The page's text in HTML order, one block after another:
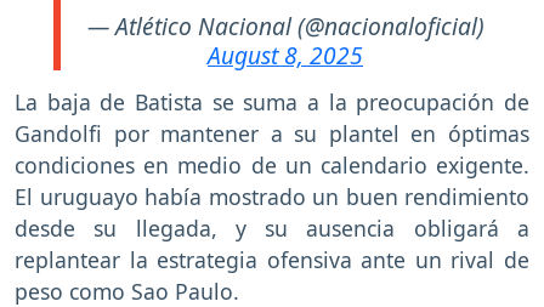
— Atlético Nacional (@nacionaloficial)
August 8, 2025
La baja de Batista se suma a la preocupación de
Gandolfi por mantener a su plantel en óptimas
condiciones en medio de un calendario exigente.
El uruguayo había mostrado un buen rendimiento
desde su llegada, y su ausencia obligará a
replantear la estrategia ofensiva ante un rival de
peso como Sao Paulo.